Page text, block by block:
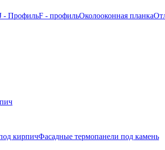
- ПрофильF - профильОколооконная планка
кирпичФасадные термопанели под камень